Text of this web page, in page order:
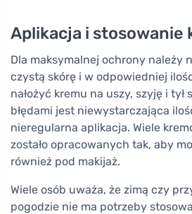
Aplikacja i stosowanie
Dla maksymalnej ochrony należy
czystą skórę i w odpowiedniej
nałożyć kremu na uszy, szyję i tył
błędami jest niewystarczająca
nieregularna aplikacja. Wiele
zostało opracowanych tak, aby
również pod makijaż.
Wiele osób uważa, że zimą czy
pogodzie nie ma potrzeby